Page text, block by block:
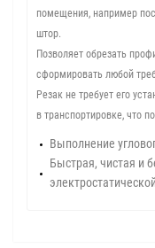
помещения, например
штор.
Позволяет обрезать
сформировать любой
Резак не требует его
в транспортировке, что
Выполнение
Быстрая, чистая и